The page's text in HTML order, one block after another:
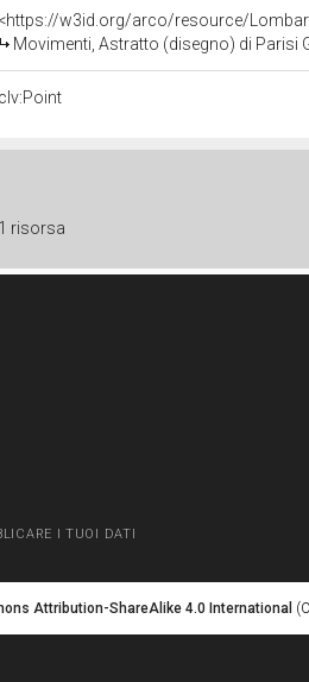
<https://w3id.org/arco/resource/
Movimenti, Astratto (disegno) di Parisi
clv:Point
1 risorsa
I TUOI DATI
Attribution-ShareAlike 4.0 International